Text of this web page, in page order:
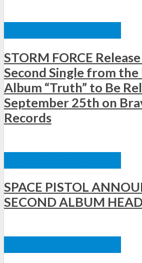
STORM FORCE
Second Single from
Album “Truth” to Be
September 25th on
Records
SPACE PISTOL
SECOND ALBUM